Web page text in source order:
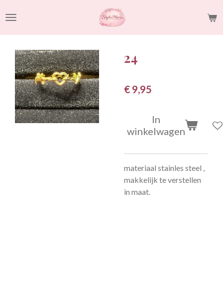
direct
naar
hoofdinhoud
24
€ 9,95
In
winkelwagen
materiaal stainles steel ,
makkelijk te verstellen
in maat.